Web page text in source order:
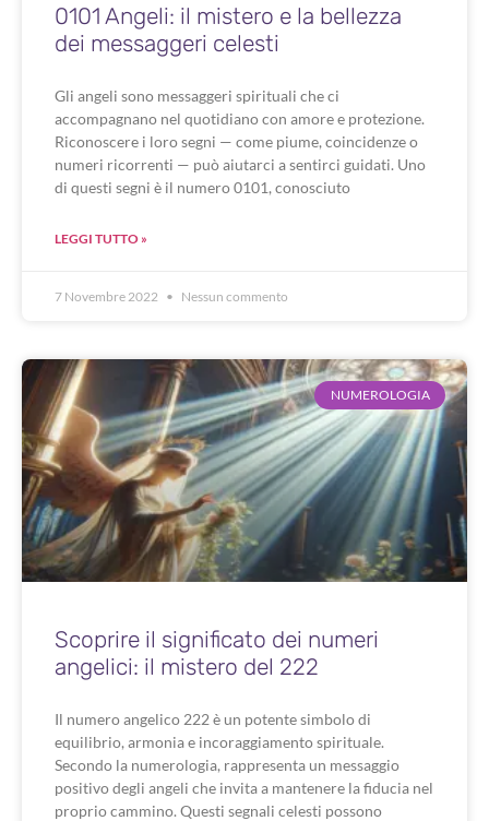
0101 Angeli: il mistero e la bellezza
dei messaggeri celesti
Gli angeli sono messaggeri spirituali che ci
accompagnano nel quotidiano con amore e protezione.
Riconoscere i loro segni — come piume, coincidenze o
numeri ricorrenti — può aiutarci a sentirci guidati. Uno
di questi segni è il numero 0101, conosciuto
LEGGI TUTTO »
7 Novembre 2022 Nessun commento
NUMEROLOGIA
Scoprire il significato dei numeri
angelici: il mistero del 222
Il numero angelico 222 è un potente simbolo di
equilibrio, armonia e incoraggiamento spirituale.
Secondo la numerologia, rappresenta un messaggio
positivo degli angeli che invita a mantenere la fiducia nel
proprio cammino. Questi segnali celesti possono